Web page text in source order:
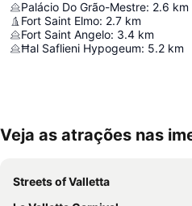
Palácio Do Grão-Mestre: 2.6 km
Fort Saint Elmo: 2.7 km
Fort Saint Angelo: 3.4 km
Ħal Saflieni Hypogeum: 5.2 km
Veja as atrações nas
Streets of Valletta